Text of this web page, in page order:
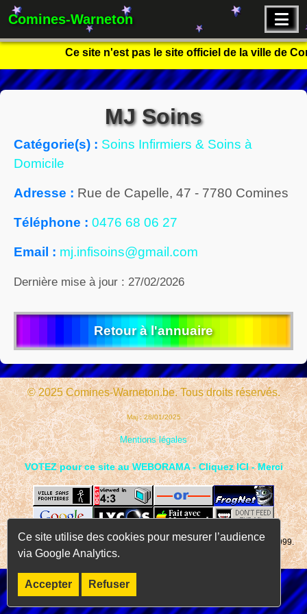
Comines-Warneton
Ce site n'est pas le site officiel de la ville de
MJ Soins
Catégorie(s) : Soins Infirmiers & Soins à
Domicile
Adresse : Rue de Capelle, 47 - 7780 Comines
Téléphone : 0476 68 06 27
Email : mj.infisoins@gmail.com
Dernière mise à jour : 27/02/2026
Retour à l'annuaire
© 2025 Comines-Warneton.be. Tous droits réservés.
Maj : 28/01/2025
Mentions légales
VOTEZ pour ce site au WEBORAMA - Cliquez ICI - Merci
Page consultée fois depuis le 01 janvier 1999.
Ce site utilise des cookies pour mesurer l’audience
via Google Analytics.
Accepter Refuser